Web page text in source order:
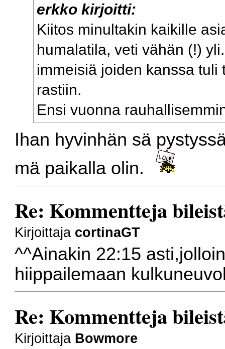
erkko kirjoitti:
Kiitos minultakin kaikille
humalatila, veti vähän (!)
immeisiä joiden kanssa
rastiin.
Ensi vuonna
Ihan hyvinhän sä
mä paikalla olin.
Re: Kommentteja
Kirjoittaja cortinaGT
^^Ainakin 22:15
hiippailemaan
Re: Kommentteja
Kirjoittaja Bowmore